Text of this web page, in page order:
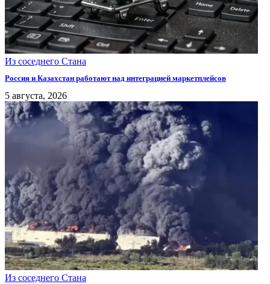
Из соседнего Стана
Россия и Казахстан работают над интеграцией маркетплейсов
5 августа, 2026
Из соседнего Стана